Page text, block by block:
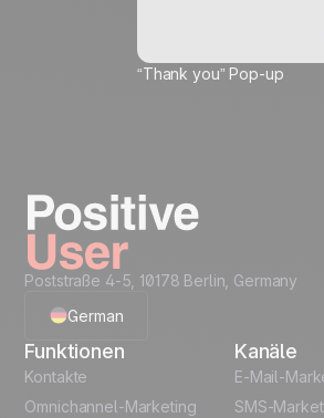
“Thank you” Pop-up
Take it on the next
level...
Creative Assets like
(ready HTML)
Automation
templates
verwalten und welche Rechte Sie
Diese Auswahl gilt für die eingegebene
Jetzt freischalten
Poststraße 4-5, 10178 Berlin, Germany
German
English
Funktionen
Kontakte
Omnichannel-Marketing
Kanäle
E-Mail-
SMS-